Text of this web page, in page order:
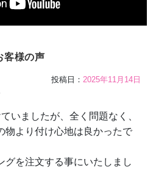
客様の声
投稿日： 2025年11月14日
いましたが、全く問題なく、
物より付け心地は良かったで
グを注文する事にいたしまし